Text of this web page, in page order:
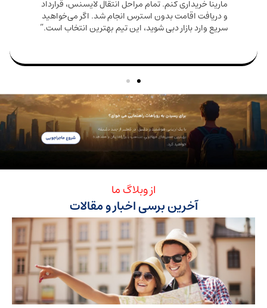
هم ارزش بالایی داشت هم باعث شد اقامت
بگیرم. تیم DubaiSide از شروع خرید تا گرفتن ویزا کنار
آخرین برسی اخبار و مقالات